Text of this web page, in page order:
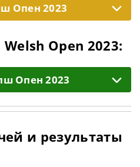
Опен 2023
Open 2023:
Опен 2023
и результаты